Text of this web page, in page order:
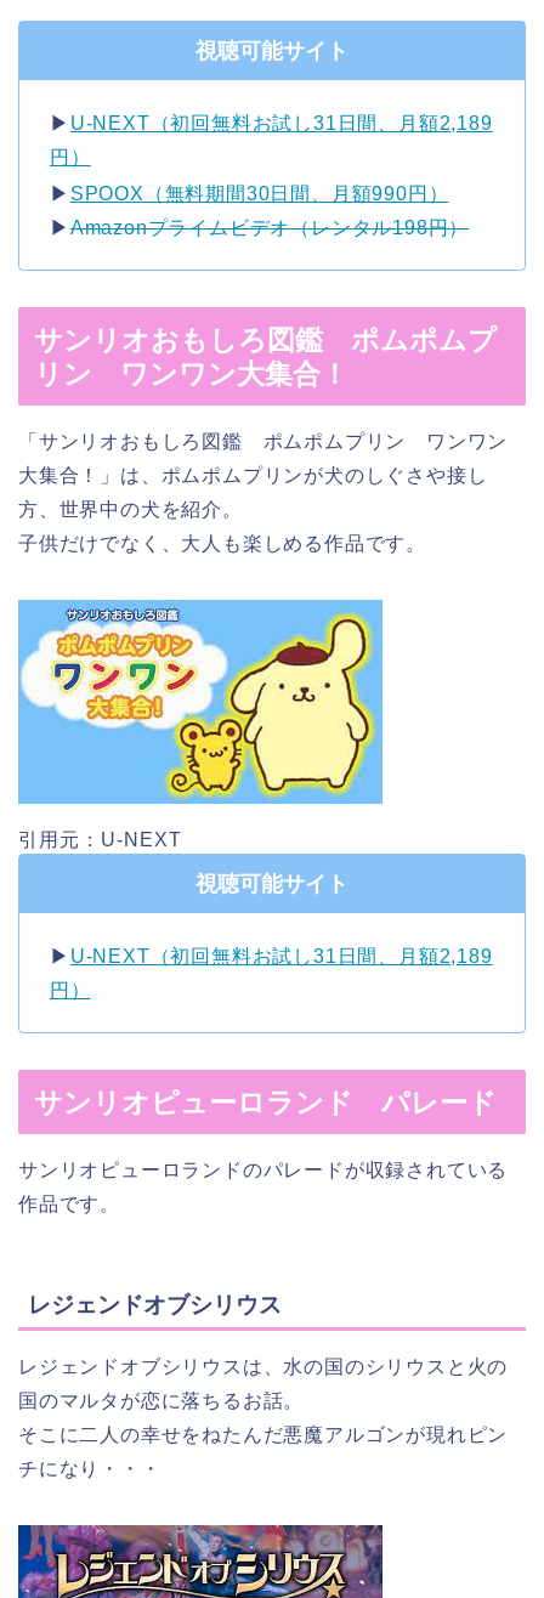
視聴可能サイト
▶︎ U-NEXT（初回無料お試し31日間、月額2,189
円）
▶︎ SPOOX（無料期間30日間、月額990円）
▶︎Amazonプライムビデオ（レンタル198円）
サンリオおもしろ図鑑 ポムポムプ
リン ワンワン大集合！
「サンリオおもしろ図鑑 ポムポムプリン ワンワン
大集合！」は、ポムポムプリンが犬のしぐさや接し
方、世界中の犬を紹介。
子供だけでなく、大人も楽しめる作品です。
引用元：U-NEXT
視聴可能サイト
▶︎ U-NEXT（初回無料お試し31日間、月額2,189
円）
サンリオピューロランド パレード
サンリオピューロランドのパレードが収録されている
作品です。
レジェンドオブシリウス
レジェンドオブシリウスは、水の国のシリウスと火の
国のマルタが恋に落ちるお話。
そこに二人の幸せをねたんだ悪魔アルゴンが現れピン
チになり・・・